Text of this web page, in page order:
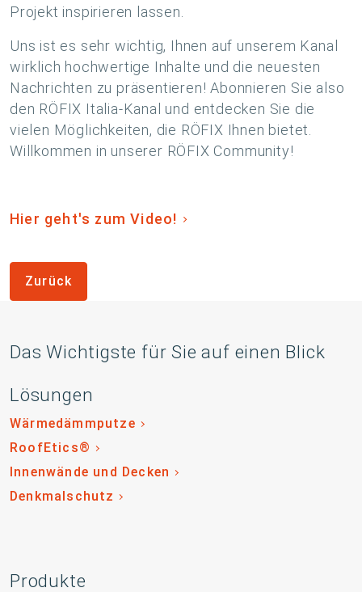
Projekt inspirieren lassen.
Uns ist es sehr wichtig, Ihnen auf unserem Kanal
wirklich hochwertige Inhalte und die neuesten
Nachrichten zu präsentieren! Abonnieren Sie also
den RÖFIX Italia-Kanal und entdecken Sie die
vielen Möglichkeiten, die RÖFIX Ihnen bietet.
Willkommen in unserer RÖFIX Community!
Hier geht's zum Video!
Zurück
Das Wichtigste für Sie auf einen Blick
Lösungen
Wärmedämmputze
RoofEtics®
Innenwände und Decken
Denkmalschutz
Produkte